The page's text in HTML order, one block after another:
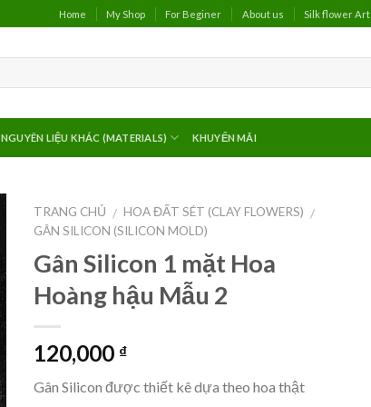
Home My Shop For Beginer About us Silk flower Art
NGUYÊN LIỆU KHÁC (MATERIALS) KHUYẾN MÃI
TRANG CHỦ / HOA ĐẤT SÉT (CLAY FLOWERS) /
GÂN SILICON (SILICON MOLD)
Gân Silicon 1 mặt Hoa
Hoàng hậu Mẫu 2
120,000 ₫
Gân Silicon được thiết kê dựa theo hoa thật